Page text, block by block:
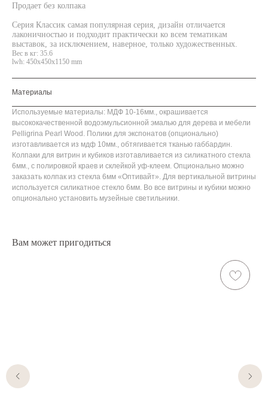
Продает без колпака
Серия Классик самая популярная серия, дизайн отличается
лаконичностью и подходит практически ко всем тематикам
выставок, за исключением, наверное, только художественных.
Вес в кг: 35.6
lwh: 450x450x1150 mm
Материалы
Используемые материалы: МДФ 10-16мм., окрашивается
высококачественной водоэмульсионной эмалью для дерева и мебели
Pelligrina Pearl Wood. Полики для экспонатов (опционально)
изготавливается из мдф 10мм., обтягивается тканью габбардин.
Колпаки для витрин и кубиков изготавливается из силикатного стекла
6мм., с полировкой краев и склейкой уф-клеем. Опционально можно
заказать колпак из стекла 6мм «Оптивайт». Для вертикальной витрины
используется силикатное стекло 6мм. Во все витрины и кубики можно
опционально установить музейные светильники.
Вам может пригодиться